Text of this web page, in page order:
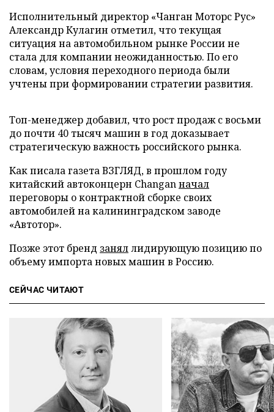
Исполнительный директор «Чанган Моторс Рус»
Александр Кулагин отметил, что текущая
ситуация на автомобильном рынке России не
стала для компании неожиданностью. По его
словам, условия переходного периода были
учтены при формировании стратегии развития.
Топ-менеджер добавил, что рост продаж с восьми
до почти 40 тысяч машин в год доказывает
стратегическую важность российского рынка.
Как писала газета ВЗГЛЯД, в прошлом году
китайский автоконцерн Changanначал
переговоры о контрактной сборке своих
автомобилей на калининградском заводе
«Автотор».
Позже этот бренд заняллидирующую позицию по
объему импорта новых машин в Россию.
СЕЙЧАС ЧИТАЮТ